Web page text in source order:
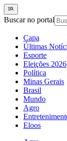
Buscar no portal
Capa
Últimas
Esporte
Eleições 2026
Política
Minas Gerais
Brasil
Mundo
Agro
Eloos